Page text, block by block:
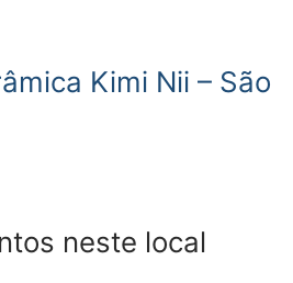
Kimi Nii – São
neste local